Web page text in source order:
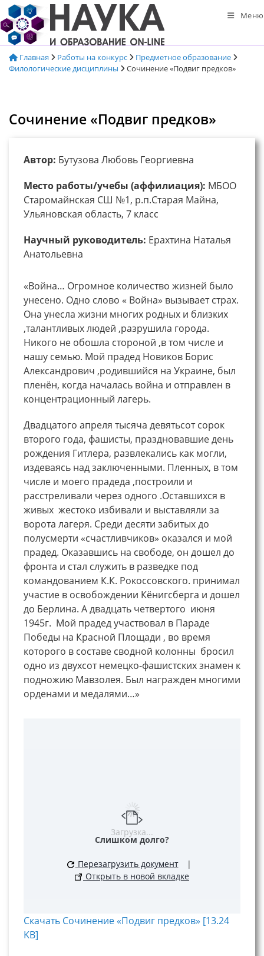
Перейти
к
содержимому
Меню
Главная Работы на конкурс
Предметное образование
Филологические дисциплины
Сочинение «Подвиг предков»
Сочинение «Подвиг предков»
Автор: Бутузова Любовь Георгиевна
Место работы/учебы (аффилиация): МБОО
Старомайнская СШ №1, р.п.Старая Майна,
Ульяновская область, 7 класс
Научный руководитель: Ерахтина Наталья
Анатольевна
«Война… Огромное количество жизней было
унесено. Одно слово « Война» вызывает страх.
Она унесла жизни многих родных и близких
,талантливых людей ,разрушила города.
Никого не обошла стороной ,в том числе и
нашу семью. Мой прадед Новиков Борис
Александрович ,родившийся на Украине, был
пленён, когда началась война и отправлен в
концентрационный лагерь.
Двадцатого апреля тысяча девятьсот сорок
второго года, фашисты, праздновавшие день
рождения Гитлера, развлекались как могли,
издеваясь над заключенными. Пленных, в том
числе и моего прадеда ,построили и
расстреливали через одного .Оставшихся в
живых жестоко избивали и выставляли за
ворота лагеря. Среди десяти забитых до
полусмерти «счастливчиков» оказался и мой
прадед. Оказавшись на свободе, он дошел до
фронта и стал служить в разведке под
командованием К.К. Рокоссовского. принимал
участие в освобождении Кёнигсберга и дошел
до Берлина. А двадцать четвертого июня
1945г. Мой прадед участвовал в Параде
Победы на Красной Площади , во время
которого в составе сводной колонны бросил
одно из двухсот немецко-фашистских знамен к
подножию Мавзолея. Был награжден многими
орденами и медалями…»
Загрузка...
Слишком долго?
Перезагрузить документ
|
Открыть в новой вкладке
Скачать Сочинение «Подвиг предков» [13.24
KB]